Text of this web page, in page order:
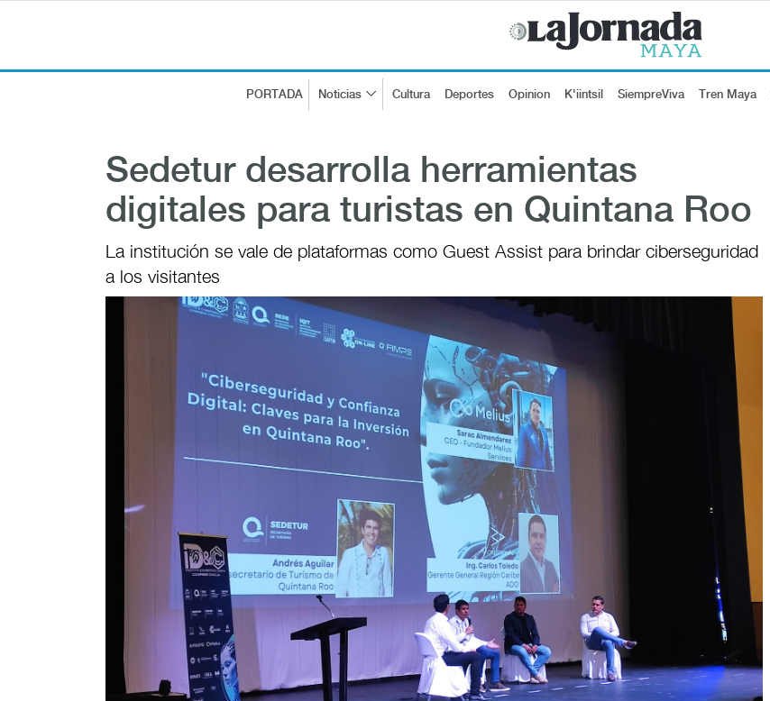
PORTADA Noticias Cultura Deportes Opinion K'iintsil SiempreViva Tren Maya
Sedetur desarrolla herramientas
digitales para turistas en Quintana Roo
La institución se vale de plataformas como Guest Assist para brindar ciberseguridad
a los visitantes